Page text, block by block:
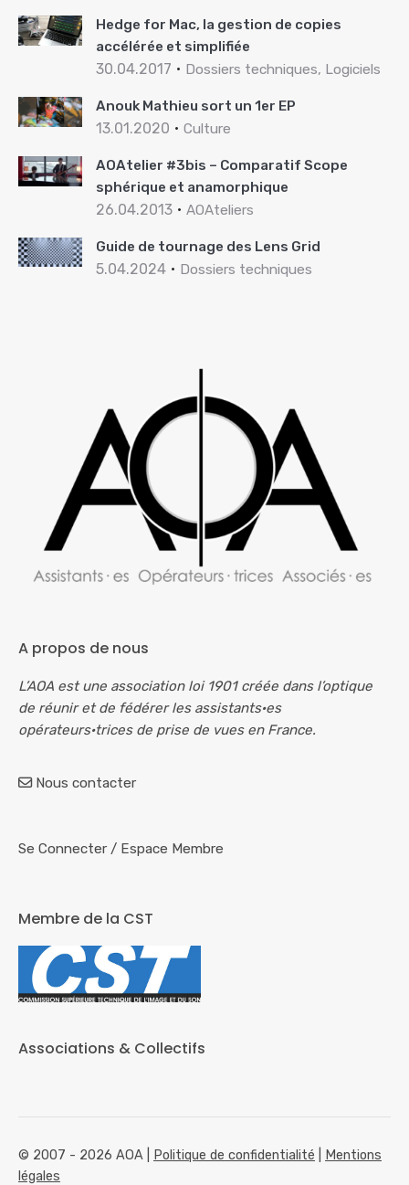
Hedge for Mac, la gestion de copies
accélérée et simplifiée
30.04.2017 Dossiers techniques, Logiciels
Anouk Mathieu sort un 1er EP
13.01.2020 Culture
AOAtelier #3bis – Comparatif Scope
sphérique et anamorphique
26.04.2013 AOAteliers
Guide de tournage des Lens Grid
5.04.2024 Dossiers techniques
A propos de nous
L’AOA est une association loi 1901 créée dans l’optique
de réunir et de fédérer les assistants·es
opérateurs·trices de prise de vues en France.
Nous contacter
Se Connecter / Espace Membre
Membre de la CST
Associations & Collectifs
© 2007 - 2026 AOA | Politique de confidentialité
Mentions
légales